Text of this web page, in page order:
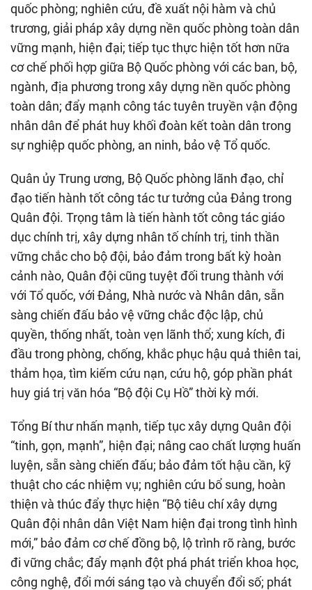
quốc phòng; nghiên cứu, đề xuất nội hàm và chủ
trương, giải pháp xây dựng nền quốc phòng toàn dân
vững mạnh, hiện đại; tiếp tục thực hiện tốt hơn nữa
cơ chế phối hợp giữa Bộ Quốc phòng với các ban, bộ,
ngành, địa phương trong xây dựng nền quốc phòng
toàn dân; đẩy mạnh công tác tuyên truyền vận động
nhân dân để phát huy khối đoàn kết toàn dân trong
sự nghiệp quốc phòng, an ninh, bảo vệ Tổ quốc.
Quân ủy Trung ương, Bộ Quốc phòng lãnh đạo, chỉ
đạo tiến hành tốt công tác tư tưởng của Đảng trong
Quân đội. Trọng tâm là tiến hành tốt công tác giáo
dục chính trị, xây dựng nhân tố chính trị, tinh thần
vững chắc cho bộ đội, bảo đảm trong bất kỳ hoàn
cảnh nào, Quân đội cũng tuyệt đối trung thành với
với Tổ quốc, với Đảng, Nhà nước và Nhân dân, sẵn
sàng chiến đấu bảo vệ vững chắc độc lập, chủ
quyền, thống nhất, toàn vẹn lãnh thổ; xung kích, đi
đầu trong phòng, chống, khắc phục hậu quả thiên tai,
thảm họa, tìm kiếm cứu nạn, cứu hộ, góp phần phát
huy giá trị văn hóa “Bộ đội Cụ Hồ” thời kỳ mới.
Tổng Bí thư nhấn mạnh, tiếp tục xây dựng Quân đội
“tinh, gọn, mạnh”, hiện đại; nâng cao chất lượng huấn
luyện, sẵn sàng chiến đấu; bảo đảm tốt hậu cần, kỹ
thuật cho các nhiệm vụ; nghiên cứu bổ sung, hoàn
thiện và thúc đẩy thực hiện “Bộ tiêu chí xây dựng
Quân đội nhân dân Việt Nam hiện đại trong tình hình
mới,” bảo đảm cơ chế đồng bộ, lộ trình rõ ràng, bước
đi vững chắc; đẩy mạnh đột phá phát triển khoa học,
công nghệ, đổi mới sáng tạo và chuyển đổi số; phát